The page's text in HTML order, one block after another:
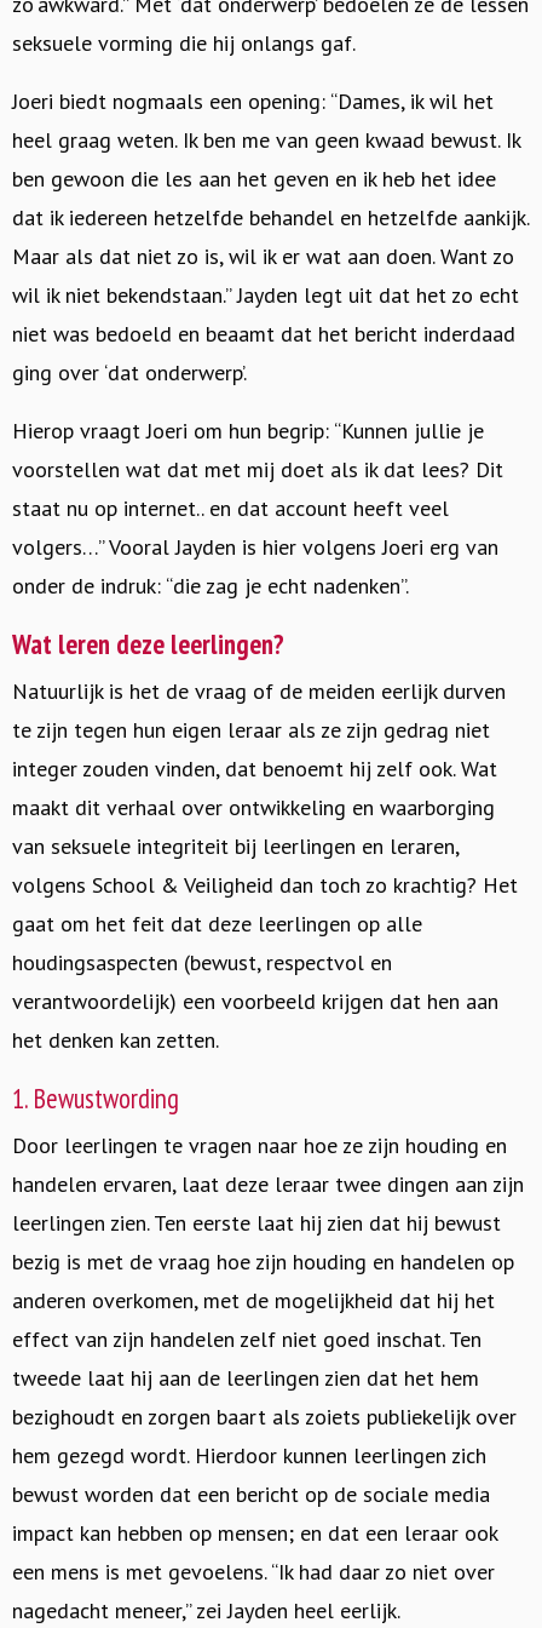
seksuele vorming die hij onlangs gaf.
Joeri biedt nogmaals een opening: “Dames, ik wil het
heel graag weten. Ik ben me van geen kwaad bewust. Ik
ben gewoon die les aan het geven en ik heb het idee
dat ik iedereen hetzelfde behandel en hetzelfde aankijk.
Maar als dat niet zo is, wil ik er wat aan doen. Want zo
wil ik niet bekendstaan.” Jayden legt uit dat het zo echt
niet was bedoeld en beaamt dat het bericht inderdaad
ging over ‘dat onderwerp’.
Hierop vraagt Joeri om hun begrip: “Kunnen jullie je
voorstellen wat dat met mij doet als ik dat lees? Dit
staat nu op internet.. en dat account heeft veel
volgers…” Vooral Jayden is hier volgens Joeri erg van
onder de indruk: “die zag je echt nadenken”.
Wat leren deze leerlingen?
Natuurlijk is het de vraag of de meiden eerlijk durven
te zijn tegen hun eigen leraar als ze zijn gedrag niet
integer zouden vinden, dat benoemt hij zelf ook. Wat
maakt dit verhaal over ontwikkeling en waarborging
van seksuele integriteit bij leerlingen en leraren,
volgens School & Veiligheid dan toch zo krachtig? Het
gaat om het feit dat deze leerlingen op alle
houdingsaspecten (bewust, respectvol en
verantwoordelijk) een voorbeeld krijgen dat hen aan
het denken kan zetten.
1. Bewustwording
Door leerlingen te vragen naar hoe ze zijn houding en
handelen ervaren, laat deze leraar twee dingen aan zijn
leerlingen zien. Ten eerste laat hij zien dat hij bewust
bezig is met de vraag hoe zijn houding en handelen op
anderen overkomen, met de mogelijkheid dat hij het
effect van zijn handelen zelf niet goed inschat. Ten
tweede laat hij aan de leerlingen zien dat het hem
bezighoudt en zorgen baart als zoiets publiekelijk over
hem gezegd wordt. Hierdoor kunnen leerlingen zich
bewust worden dat een bericht op de sociale media
impact kan hebben op mensen; en dat een leraar ook
een mens is met gevoelens. “Ik had daar zo niet over
nagedacht meneer,” zei Jayden heel eerlijk.